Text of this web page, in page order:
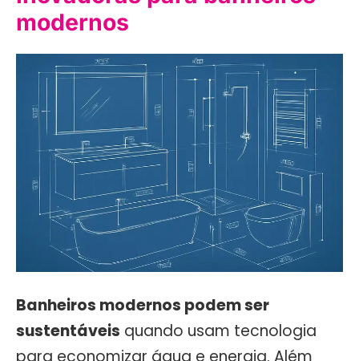
modernos
Banheiros modernos podem ser
sustentáveis quando usam tecnologia